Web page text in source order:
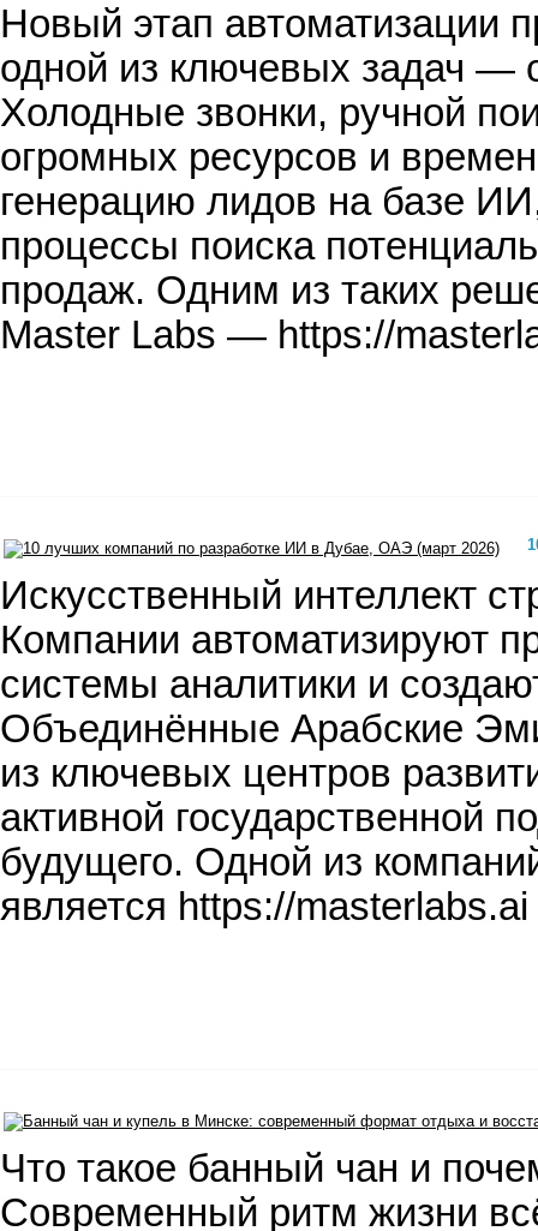
Новый этап автоматизации
одной из ключевых задач —
Холодные звонки, ручной
огромных ресурсов и
генерацию лидов на базе
процессы поиска
продаж. Одним из таких
Master Labs — https://
Искусственный интеллект
Компании автоматизируют
системы аналитики и
Объединённые Арабские
из ключевых центров
активной государственной
будущего. Одной из
является https://
Что такое банный чан и
Современный ритм жизни